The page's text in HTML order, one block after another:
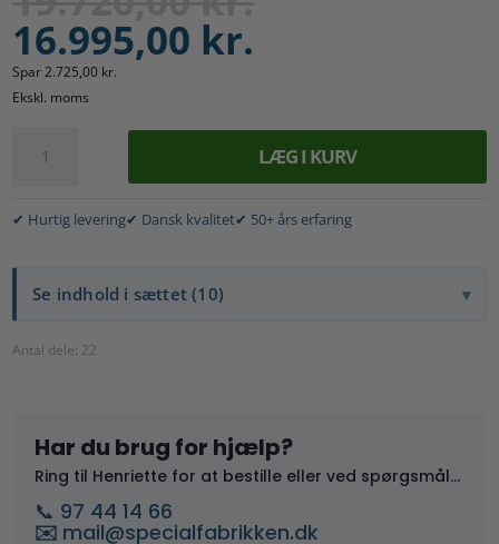
16.995,00 kr.
Spar2.725,00 kr.
Ekskl. moms
til
-
ståhøjde
1,1-
1,9
LÆG I KURV
t
r
a
t
✔ Hurtig levering✔ Dansk kvalitet✔ 50+ års erfaring
Se indhold i sættet (10)
Antal dele: 22
Har du brug for hjælp?
Ring til Henriette for at bestille eller ved spørgsmål...
📞 97 44 14 66
✉️ mail@specialfabrikken.dk